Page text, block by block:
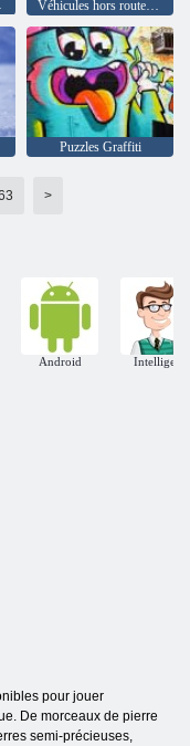
Véhicules hors route allemands
Puzzles Graffiti
>
Android Intelligent
pour jouer
De morceaux de pierre
semi-précieuses,